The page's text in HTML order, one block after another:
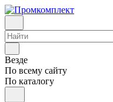
Везде
По всему сайту
По каталогу